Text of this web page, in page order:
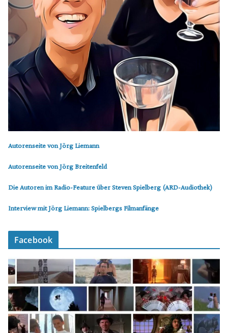
Autorenseite von Jörg Liemann
Autorenseite von Jörg Breitenfeld
Die Autoren im Radio-Feature über Steven Spielberg (ARD-Audiothek)
Interview mit Jörg Liemann: Spielbergs Filmanfänge
Facebook